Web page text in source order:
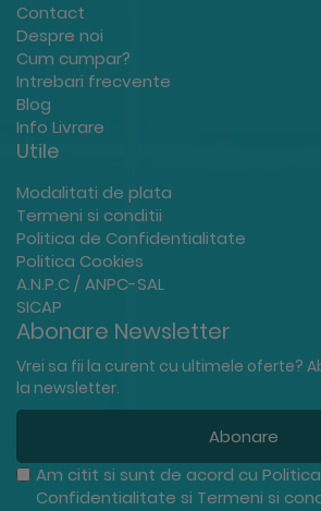
Contact
Despre noi
Cum cumpar?
Intrebari frecvente
Blog
Info Livrare
Utile
Modalitati de plata
Termeni si conditii
Politica de Confidentialitate
Politica Cookies
A.N.P.C / ANPC-SAL
SICAP
Abonare Newsletter
Vrei sa fii la curent cu ultimele oferte?
la newsletter.
Abonare
Am citit si sunt de acord cu
Confidentialitate si Termeni si